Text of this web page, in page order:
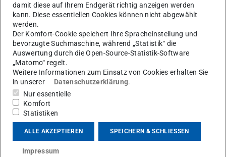
AG Martinez Pinedo
Kontakt
m.jakobs@gsi.de
damit diese auf Ihrem Endgerät richtig anzeigen werden
kann. Diese essentiellen Cookies können nicht abgewählt
werden.
Der Komfort-Cookie speichert Ihre Spracheinstellung und
bevorzugte Suchmaschine, während „Statistik“ die
Auswertung durch die Open-Source-Statistik-Software
„Matomo“ regelt.
Weitere Informationen zum Einsatz von Cookies erhalten Sie
in unserer
Datenschutzerklärung.
Nur essentielle
Komfort
Statistiken
ALLE AKZEPTIEREN SPEICHERN & SCHLIESSEN
Impressum